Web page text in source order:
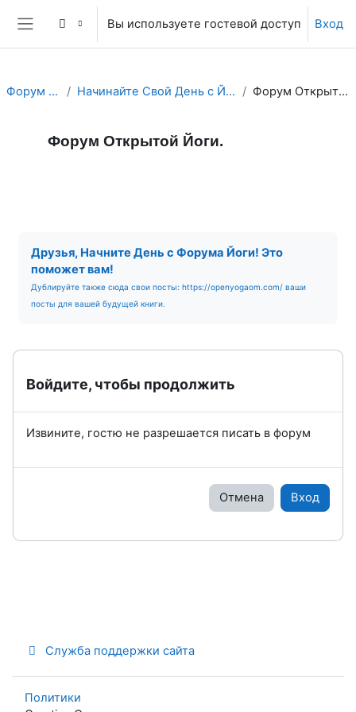
Перейти к основному содержанию
Боковая панель
Вы используете гостевой доступ Вход
Форум Йоги. Начинайте Свой День с Йога Форума! Форум Открытой Йоги.
Форум Открытой Йоги.
Друзья, Начните День с Форума Йоги! Это
поможет вам!
Дублируйте также сюда свои посты: https://openyogaom.com/ ваши
посты для вашей будущей книги.
Войдите, чтобы продолжить
Извините, гостю не разрешается писать в форум
Отмена Вход
Служба поддержки сайта
Политики